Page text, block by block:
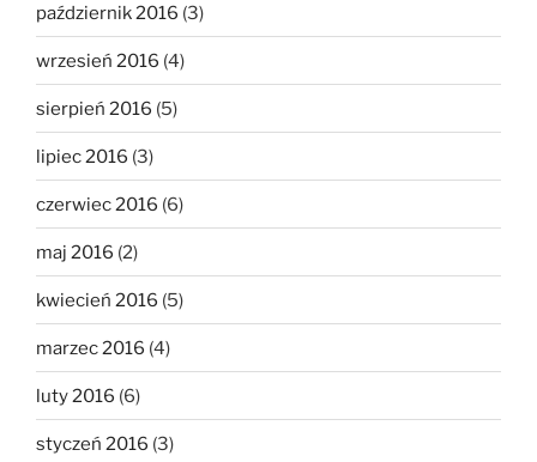
październik 2016 (3)
wrzesień 2016 (4)
sierpień 2016 (5)
lipiec 2016 (3)
czerwiec 2016 (6)
maj 2016 (2)
kwiecień 2016 (5)
marzec 2016 (4)
luty 2016 (6)
styczeń 2016 (3)